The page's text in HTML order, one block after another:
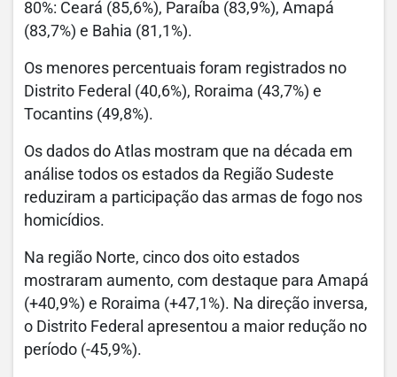
80%: Ceará (85,6%), Paraíba (83,9%), Amapá
(83,7%) e Bahia (81,1%).
Os menores percentuais foram registrados no
Distrito Federal (40,6%), Roraima (43,7%) e
Tocantins (49,8%).
Os dados do Atlas mostram que na década em
análise todos os estados da Região Sudeste
reduziram a participação das armas de fogo nos
homicídios.
Na região Norte, cinco dos oito estados
mostraram aumento, com destaque para Amapá
(+40,9%) e Roraima (+47,1%). Na direção inversa,
o Distrito Federal apresentou a maior redução no
período (-45,9%).